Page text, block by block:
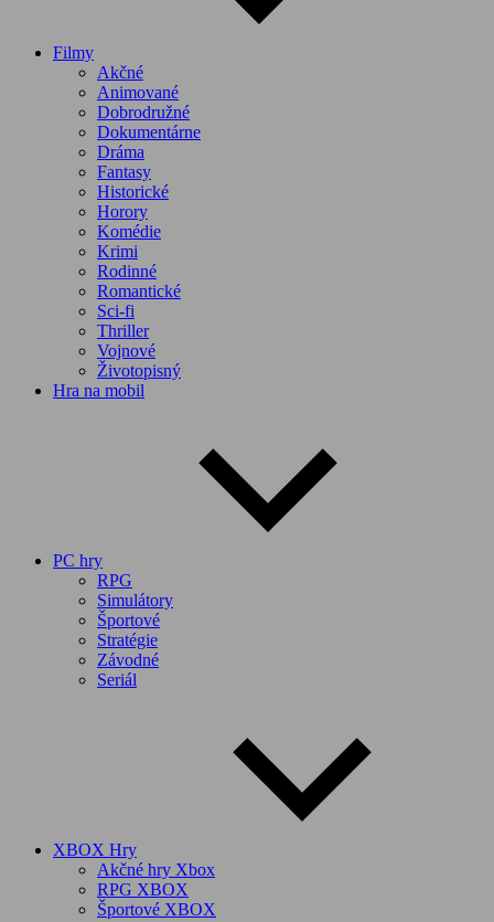
Filmy
Akčné
Animované
Dobrodružné
Dokumentárne
Dráma
Fantasy
Historické
Horory
Komédie
Krimi
Rodinné
Romantické
Sci-fi
Thriller
Vojnové
Životopisný
Hra na mobil
PC hry
RPG
Simulátory
Športové
Stratégie
Závodné
Seriál
XBOX Hry
Akčné hry Xbox
RPG XBOX
Športové XBOX